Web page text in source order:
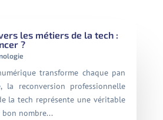
les métiers de la tech :
?
transforme chaque pan
la reconversion professionnelle
la tech représente une véritable
nombre...